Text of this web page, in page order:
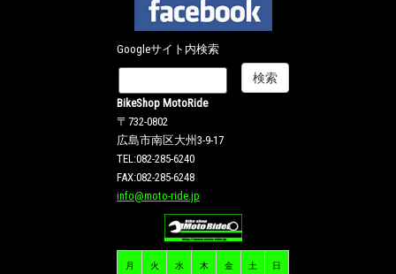
Googleサイト内検索
BikeShop MotoRide
〒732-0802
広島市南区大州3-9-17
TEL:082-285-6240
FAX:082-285-6248
info@moto-ride.jp
月 火 水 木 金 土 日